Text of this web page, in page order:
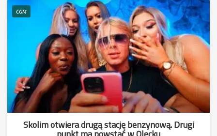
CGM
Skolim otwiera drugą stację benzynową. Drugi